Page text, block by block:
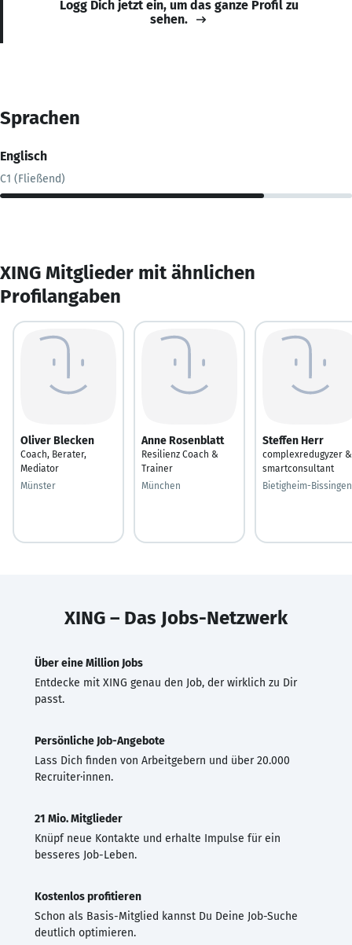
Logg Dich jetzt ein, um das ganze Profil zu
sehen.
Sprachen
Englisch
C1 (Fließend)
XING Mitglieder mit ähnlichen
Profilangaben
Oliver Blecken
Coach, Berater,
Mediator
Münster
Anne Rosenblatt
Resilienz Coach &
Trainer
München
Steffen Herr
complexredugyzer &
smartconsultant
Bietigheim-Bissingen
XING – Das Jobs-Netzwerk
Über eine Million Jobs
Entdecke mit XING genau den Job, der wirklich zu Dir
passt.
Persönliche Job-Angebote
Lass Dich finden von Arbeitgebern und über 20.000
Recruiter·innen.
21 Mio. Mitglieder
Knüpf neue Kontakte und erhalte Impulse für ein
besseres Job-Leben.
Kostenlos profitieren
Schon als Basis-Mitglied kannst Du Deine Job-Suche
deutlich optimieren.